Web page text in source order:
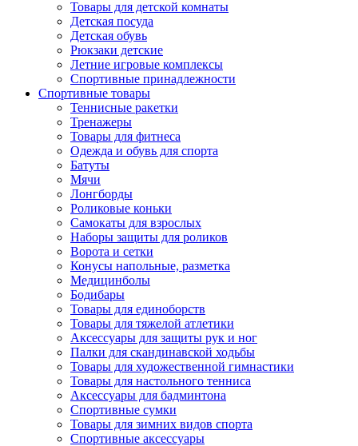
Товары для детской комнаты
Детская посуда
Детская обувь
Рюкзаки детские
Летние игровые комплексы
Спортивные принадлежности
Спортивные товары
Теннисные ракетки
Тренажеры
Товары для фитнеса
Одежда и обувь для спорта
Батуты
Мячи
Лонгборды
Роликовые коньки
Самокаты для взрослых
Наборы защиты для роликов
Ворота и сетки
Конусы напольные, разметка
Медицинболы
Бодибары
Товары для единоборств
Товары для тяжелой атлетики
Аксессуары для защиты рук и ног
Палки для скандинавской ходьбы
Товары для художественной гимнастики
Товары для настольного тенниса
Аксессуары для бадминтона
Спортивные сумки
Товары для зимних видов спорта
Спортивные аксессуары